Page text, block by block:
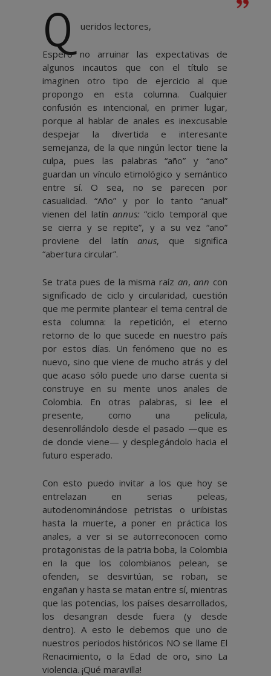
Q ueridos lectores,
Espero no arruinar las expectativas de
algunos incautos que con el título se
imaginen otro tipo de ejercicio al que
propongo en esta columna. Cualquier
confusión es intencional, en primer lugar,
porque al hablar de anales es inexcusable
despejar la divertida e interesante
semejanza, de la que ningún lector tiene la
culpa, pues las palabras “año” y “ano”
guardan un vínculo etimológico y semántico
entre sí. O sea, no se parecen por
casualidad. “Año” y por lo tanto “anual”
vienen del latín annus: “ciclo temporal que
se cierra y se repite”, y a su vez “ano”
proviene del latínanus, que significa
“abertura circular”.
Se trata pues de la misma raíz an,ann con
significado de ciclo y circularidad, cuestión
que me permite plantear el tema central de
esta columna: la repetición, el eterno
retorno de lo que sucede en nuestro país
por estos días. Un fenómeno que no es
nuevo, sino que viene de mucho atrás y del
que acaso sólo puede uno darse cuenta si
construye en su mente unos anales de
Colombia. En otras palabras, si lee el
presente, como una película,
desenrollándolo desde el pasado —que es
de donde viene— y desplegándolo hacia el
futuro esperado.
Con esto puedo invitar a los que hoy se
entrelazan en serias peleas,
autodenominándose petristas o uribistas
hasta la muerte, a poner en práctica los
anales, a ver si se autorreconocen como
protagonistas de la patria boba, la Colombia
en la que los colombianos pelean, se
ofenden, se desvirtúan, se roban, se
engañan y hasta se matan entre sí, mientras
que las potencias, los países desarrollados,
los desangran desde fuera (y desde
dentro). A esto le debemos que uno de
nuestros periodos históricos NO se llame El
Renacimiento, o la Edad de oro, sino La
violencia. ¡Qué maravilla!